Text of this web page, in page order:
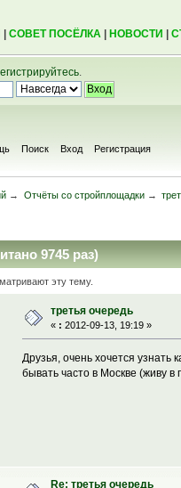
СОВЕТ ПОСЁЛКА| НОВОСТИ
.
Поиск Вход Регистрация
→ Отчёты со стройплощадки→
9745 раз)
эту тему.
третья очередь
« : 2012-09-13, 19:19 »
Друзья, очень хочется
бывать часто в Москве (живу
Re: третья очередь